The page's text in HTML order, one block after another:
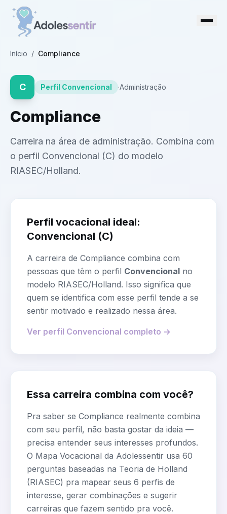
Início / Compliance
C Perfil Convencional ·Administração
Compliance
Carreira na área de administração. Combina com
o perfil Convencional (C) do modelo
RIASEC/Holland.
Perfil vocacional ideal:
Convencional (C)
A carreira de Compliance combina com
pessoas que têm o perfil Convencional no
modelo RIASEC/Holland. Isso significa que
quem se identifica com esse perfil tende a se
sentir motivado e realizado nessa área.
Ver perfil Convencional completo →
Essa carreira combina com você?
Pra saber se Compliance realmente combina
com seu perfil, não basta gostar da ideia —
precisa entender seus interesses profundos.
O Mapa Vocacional da Adolessentir usa 60
perguntas baseadas na Teoria de Holland
(RIASEC) pra mapear seus 6 perfis de
interesse, gerar combinações e sugerir
carreiras que fazem sentido pra você.